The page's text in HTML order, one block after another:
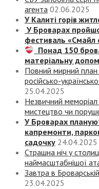
агента 02.06.2025
У Калиті горів
У Броварах
фестиваль «Смайл
Понад 150
матеріальну
Повний мирний
російсько-
25.04.2025
Незвичний меморіал
мистецтво чи
У Броварах
капремонти,
садочку 24.04.2025
Страшна ніч у
наймасштабнішої
Завтра в
23.04.2025